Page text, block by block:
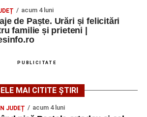
acum 4 luni
de Paște. Urări și felicitări
familie și prieteni |
PUBLICITATE
MAI CITITE ȘTIRI
JUDEȚ acum 4 luni